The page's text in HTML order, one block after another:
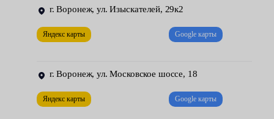
коробка извлекается;
устанавливается новая МКПП.
включаться без хруста и лишнего шума, легко и плавно. Также
драйв. Они тестируют работу нового агрегата на ходу —
г. Воронеж, ул. Изыскателей, 29к2
Яндекс карты Google карты
г. Воронеж, ул. Московское шоссе, 18
Яндекс карты Google карты